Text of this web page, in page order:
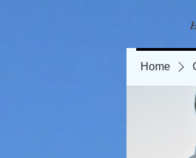
Home